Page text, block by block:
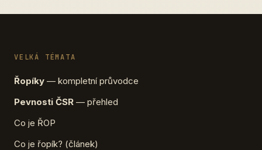
VELKÁ TÉMATA
Řopíky — kompletní průvodce
Pevnosti ČSR — přehled
Co je ŘOP
Co je řopík? (článek)